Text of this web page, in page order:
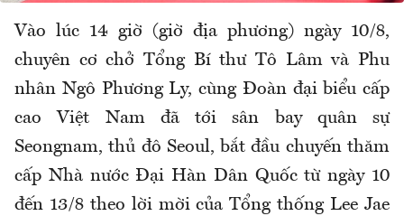
Vào lúc 14 giờ (giờ địa phương) ngày 10/8,
chuyên cơ chở Tổng Bí thư Tô Lâm và Phu
nhân Ngô Phương Ly, cùng Đoàn đại biểu cấp
cao Việt Nam đã tới sân bay quân sự
Seongnam, thủ đô Seoul, bắt đầu chuyến thăm
cấp Nhà nước Đại Hàn Dân Quốc từ ngày 10
đến 13/8 theo lời mời của Tổng thống Lee Jae